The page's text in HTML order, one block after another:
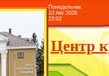
Понедельник
10 Авг 2026
23:02
Центр